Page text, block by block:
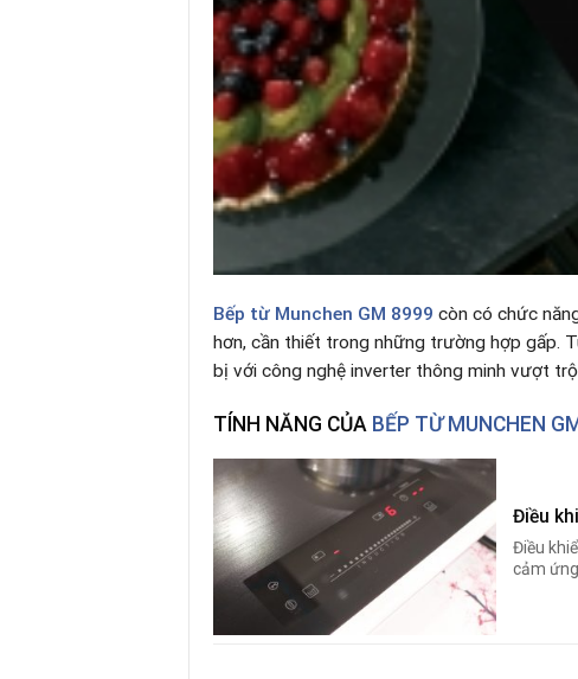
Bếp từ Munchen GM 8999 còn có chức
hơn, cần thiết trong những trường hợp gấp.
bị với công nghệ inverter thông minh vượt
TÍNH NĂNG CỦA BẾP TỪ MUNCHEN
Điều
Điều
cảm